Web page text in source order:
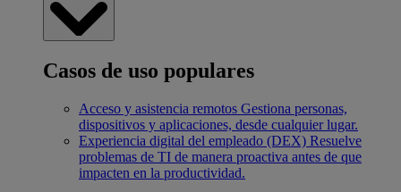
Casos de uso populares
Acceso y asistencia remotos Gestiona personas,
dispositivos y aplicaciones, desde cualquier lugar.
Experiencia digital del empleado (DEX) Resuelve
problemas de TI de manera proactiva antes de que
impacten en la productividad.